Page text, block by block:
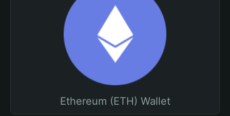
Ethereum (ETH) Wallet